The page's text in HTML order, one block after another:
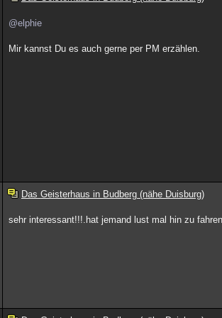
@elphie
Mir kannst Du es auch gerne per PM erzählen.
Das Geisterhaus in Budberg (nähe Duisburg)
sehr interessant!!!.hat jemand lust mal hin zu